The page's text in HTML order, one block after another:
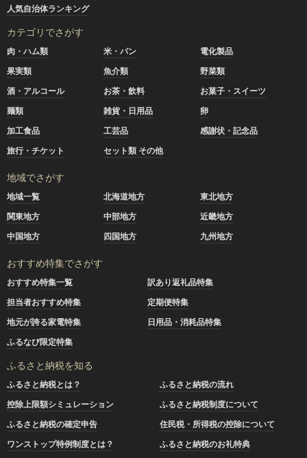
人気自治体ランキング
カテゴリでさがす
肉・ハム類 米・パン
電化製品
果実類
魚介類
野菜類
酒・アルコール
お茶・飲料
お菓子・スイーツ
麺類
雑貨・日用品
卵
加工食品
工芸品
感謝状・記念品
旅行・チケット
セット類 その他
地域でさがす
地域一覧 北海道地方
東北地方
関東地方
中部地方
近畿地方
中国地方
四国地方 九州地方
おすすめ特集でさがす
おすすめ特集一覧
訳あり返礼品特集
担当者おすすめ特集
定期便特集
地元が誇る家電特集
日用品・消耗品特集
ふるなび限定特集
ふるさと納税を知る
ふるさと納税とは？
ふるさと納税の流れ
控除上限額シミュレーション
ふるさと納税制度について
ふるさと納税の確定申告
住民税・所得税の控除について
ワンストップ特例制度とは？
ふるさと納税のお礼特典